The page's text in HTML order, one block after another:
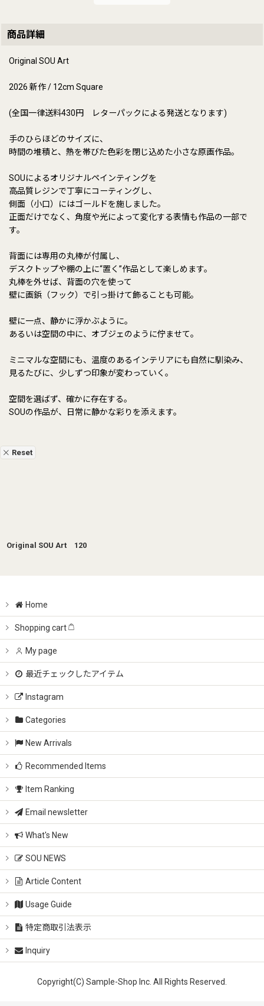
商品詳細
Original SOU Art
2026 新作 / 12cm Square
(全国一律送料430円 レターパックによる発送となります)
手のひらほどのサイズに、
時間の堆積と、熱を帯びた色彩を閉じ込めた小さな原画作品。
SOUによるオリジナルペインティングを
高品質レジンで丁寧にコーティングし、
側面（小口）にはゴールドを施しました。
正面だけでなく、角度や光によって変化する表情も作品の一部で
す。
背面には専用の丸棒が付属し、
デスクトップや棚の上に“置く”作品として楽しめます。
丸棒を外せば、背面の穴を使って
壁に画鋲（フック）で引っ掛けて飾ることも可能。
壁に一点、静かに浮かぶように。
あるいは空間の中に、オブジェのように佇ませて。
ミニマルな空間にも、温度のあるインテリアにも自然に馴染み、
見るたびに、少しずつ印象が変わっていく。
空間を選ばず、確かに存在する。
SOUの作品が、日常に静かな彩りを添えます。
Reset
Original SOU Art 120
Home
Shopping cart
My page
最近チェックしたアイテム
Instagram
Categories
New Arrivals
Recommended Items
Item Ranking
Email newsletter
What's New
SOU NEWS
Article Content
Usage Guide
特定商取引法表示
Inquiry
Copyright(C) Sample-Shop Inc. All Rights Reserved.